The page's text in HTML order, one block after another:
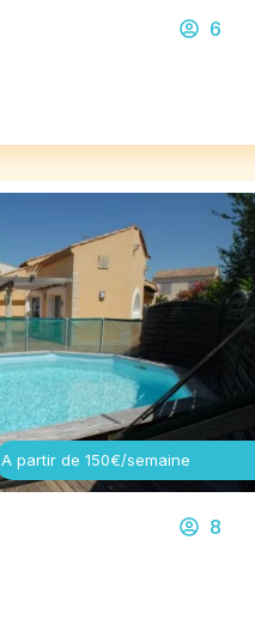
6
A partir de 150€/semaine
8